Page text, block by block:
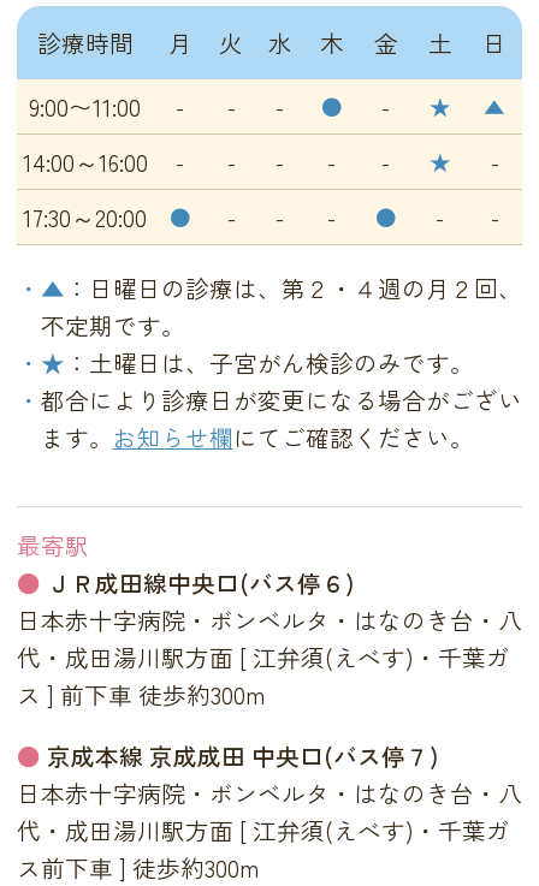
▲ ：日曜日の診療は、第２・４週の月２回、
不定期です。
★ ：土曜日は、子宮がん検診のみです。
都合により診療日が変更になる場合がござい
ます。 お知らせ欄にてご確認ください。
診療時間 月 火 水 木 金 土
日
9:00〜11:00
- - - ● - ★ ▲
14:00～16:00 - - - - - ★ -
17:30～20:00 ● - - - ● - -
最寄駅
ＪＲ成田線中央口(バス停６)
日本赤十字病院・ボンベルタ・はなのき台・八
代・成田湯川駅方面 [ 江弁須(えべす)・千葉ガ
ス ] 前下車 徒歩約300m
京成本線 京成成田 中央口(バス停７)
日本赤十字病院・ボンベルタ・はなのき台・八
代・成田湯川駅方面 [ 江弁須(えべす)・千葉ガ
ス前下車 ] 徒歩約300m